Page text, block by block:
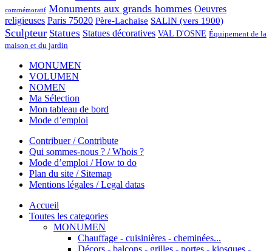
commémoratif Monuments aux grands hommes Oeuvres
religieuses Paris 75020 Père-Lachaise SALIN (vers 1900)
Sculpteur Statues Statues décoratives VAL D'OSNE Équipement de la
maison et du jardin
MONUMEN
VOLUMEN
NOMEN
Ma Sélection
Mon tableau de bord
Mode d’emploi
Contribuer / Contribute
Qui sommes-nous ? / Whois ?
Mode d’emploi / How to do
Plan du site / Sitemap
Mentions légales / Legal datas
Accueil
Toutes les categories
MONUMEN
Chauffage - cuisinières - cheminées...